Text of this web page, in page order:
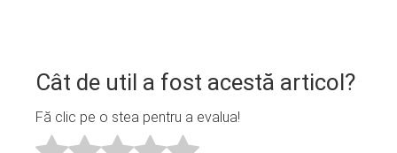
Cât de util a fost acestă articol?
Fă clic pe o stea pentru a evalua!